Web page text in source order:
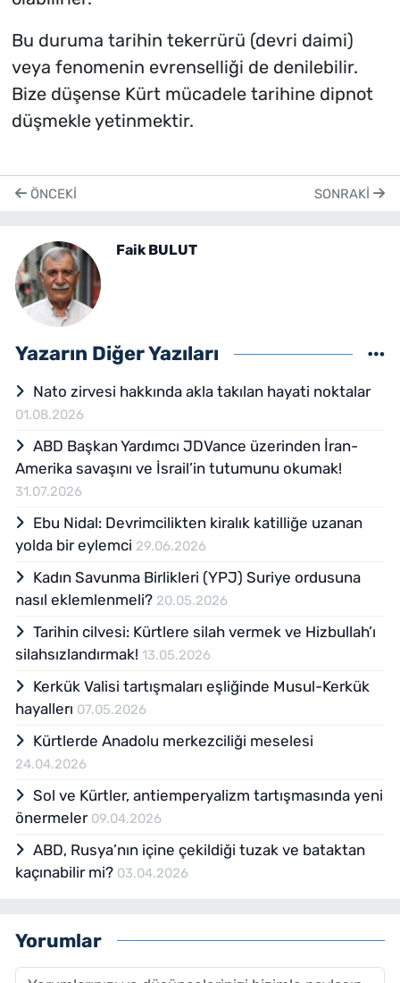
Bu duruma tarihin tekerrürü (devri daimi)
veya fenomenin evrenselliği de denilebilir.
Bize düşense Kürt mücadele tarihine dipnot
düşmekle yetinmektir.
ÖNCEKI SONRAKI
Faik BULUT
Yazarın Diğer Yazıları
Nato zirvesi hakkında akla takılan hayati noktalar
01.08.2026
ABD Başkan Yardımcı JDVance üzerinden İran-
Amerika savaşını ve İsrail’in tutumunu okumak!
31.07.2026
Ebu Nidal: Devrimcilikten kiralık katilliğe uzanan
yolda bir eylemci 29.06.2026
Kadın Savunma Birlikleri (YPJ) Suriye ordusuna
nasıl eklemlenmeli? 20.05.2026
Tarihin cilvesi: Kürtlere silah vermek ve Hizbullah’ı
silahsızlandırmak! 13.05.2026
Kerkük Valisi tartışmaları eşliğinde Musul-Kerkük
hayallerı 07.05.2026
Kürtlerde Anadolu merkezciliği meselesi
24.04.2026
Sol ve Kürtler, antiemperyalizm tartışmasında yeni
önermeler 09.04.2026
ABD, Rusya’nın içine çekildiği tuzak ve bataktan
kaçınabilir mi? 03.04.2026
Yorumlar